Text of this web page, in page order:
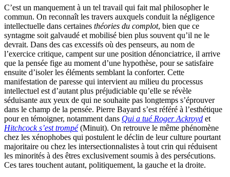
C’est un manquement à un tel travail qui fait mal philosopher le
commun. On reconnaît les travers auxquels conduit la négligence
intellectuelle dans certaines théories du complot, bien que ce
syntagme soit galvaudé et mobilisé bien plus souvent qu’il ne le
devrait. Dans des cas excessifs où des penseurs, au nom de
l’exercice critique, campent sur une position dénonciatrice, il arrive
que la pensée fige au moment d’une hypothèse, pour se satisfaire
ensuite d’isoler les éléments semblant la conforter. Cette
manifestation de paresse qui intervient au milieu du processus
intellectuel est d’autant plus préjudiciable qu’elle se révèle
séduisante aux yeux de qui ne souhaite pas longtemps s’éprouver
dans le champ de la pensée. Pierre Bayard s’est référé à l’esthétique
pour en témoigner, notamment dans Qui a tué Roger Ackroyd et
Hitchcock s’est trompé(Minuit). On retrouve le même phénomène
chez les xénophobes qui postulent le déclin de leur culture pourtant
majoritaire ou chez les intersectionnalistes à tout crin qui réduisent
les minorités à des êtres exclusivement soumis à des persécutions.
Ces tares touchent autant, politiquement, la gauche et la droite.